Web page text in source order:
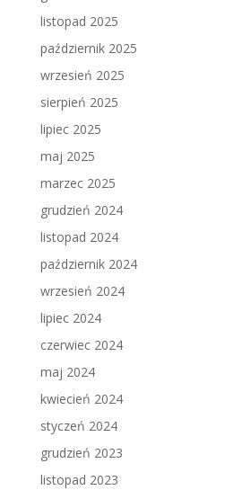
listopad 2025
październik 2025
wrzesień 2025
sierpień 2025
lipiec 2025
maj 2025
marzec 2025
grudzień 2024
listopad 2024
październik 2024
wrzesień 2024
lipiec 2024
czerwiec 2024
maj 2024
kwiecień 2024
styczeń 2024
grudzień 2023
listopad 2023